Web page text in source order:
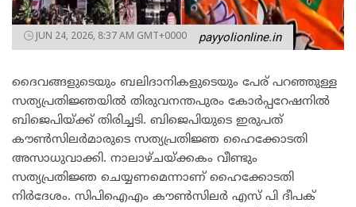
JUN 24, 2026, 8:37 AM GMT+0000 payyolionline.in
ദൈവങ്ങളുടെയും ബലിദാനികളുടെയും പേര് പറഞ്ഞുള്ള
സത്യപ്രതിജ്ഞയിൽ തിരുവനന്തപുരം കോർപ്പറേഷനിൽ
ബിജെപിയ്ക്ക് തിരിച്ചടി. ബിജെപിയുടെ ഇരുപത്
കൗൺസിലർമാരുടെ സത്യപ്രതിജ്ഞ ഹൈക്കോടതി
അസാധുവാക്കി. നാലാഴ്ചയ്ക്കകം വീണ്ടും
സത്യപ്രതിജ്ഞ ചെയ്യണമെന്നാണ് ഹൈക്കോടതി
നിർദേശം. സിപിഐഎം കൗൺസിലർ എസ് പി ദീപക്